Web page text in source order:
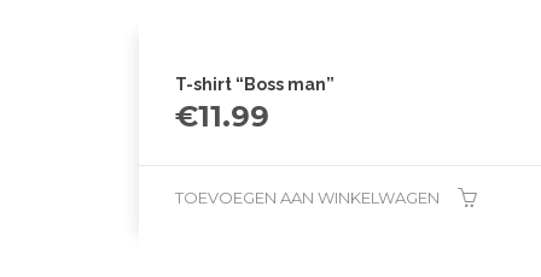
T-shirt “Boss man”
€11.99
TOEVOEGEN AAN WINKELWAGEN